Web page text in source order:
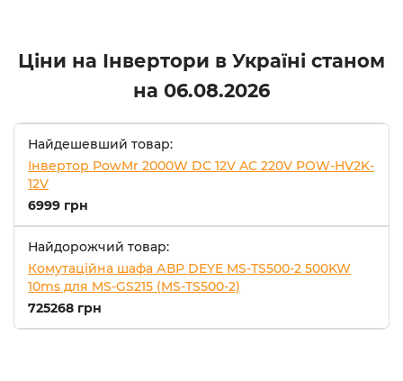
Ціни на Інвертори в Україні станом
на 06.08.2026
Найдешевший товар:
Інвертор PowMr 2000W DC 12V AC 220V POW-HV2K-
12V
6999 грн
Найдорожчий товар:
Комутаційна шафа АВР DEYE MS-TS500-2 500KW
10ms для MS-GS215 (MS-TS500-2)
725268 грн